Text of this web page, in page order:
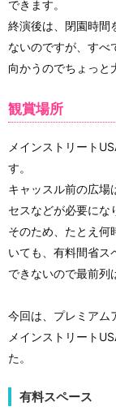
できます。
終演後は、閉園時間
ないのですが、すべ
向かうのでちょっと
観賞場所
メインストリート
す。
キャッスル前の広場
セスなどが必要にな
そのため、たとえ何
いても、有料間省ス
できないので最前列
今回は、プレミアム
メインストリート
た。
有料スペース